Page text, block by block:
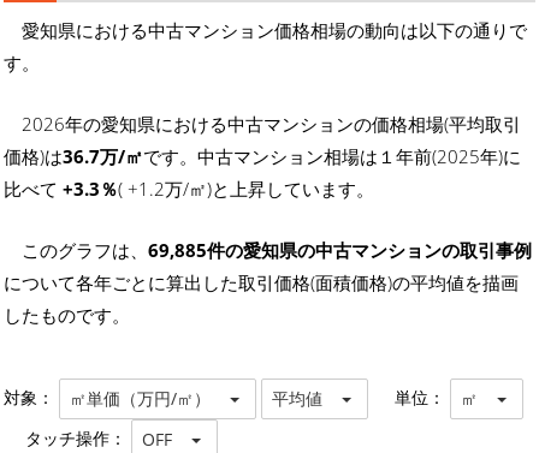
愛知県における中古マンション価格相場の動向は以下の通りで
す。
2026年の愛知県における中古マンションの価格相場(平均取引
価格)は36.7万/㎡です。中古マンション相場は１年前(2025年)に
比べて +3.3％( +1.2万/㎡)と上昇しています。
このグラフは、 69,885件の愛知県の中古マンションの取引事例
について各年ごとに算出した取引価格(面積価格)の平均値を描画
したものです。
対象： ㎡単価（万円/㎡） 平均値 単位： ㎡
タッチ操作： OFF